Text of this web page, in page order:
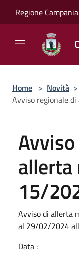
Regione Campania
Home > Novità >
Avviso regionale
allerta
15/
Avviso di allerta
al 29/02/2024
Data :